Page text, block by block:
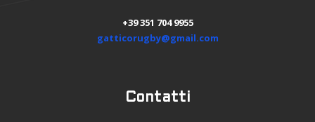
+39 351 704 9955
gatticorugby@gmail.com
Contatti